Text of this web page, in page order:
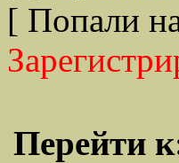
[ Попали
Перейти